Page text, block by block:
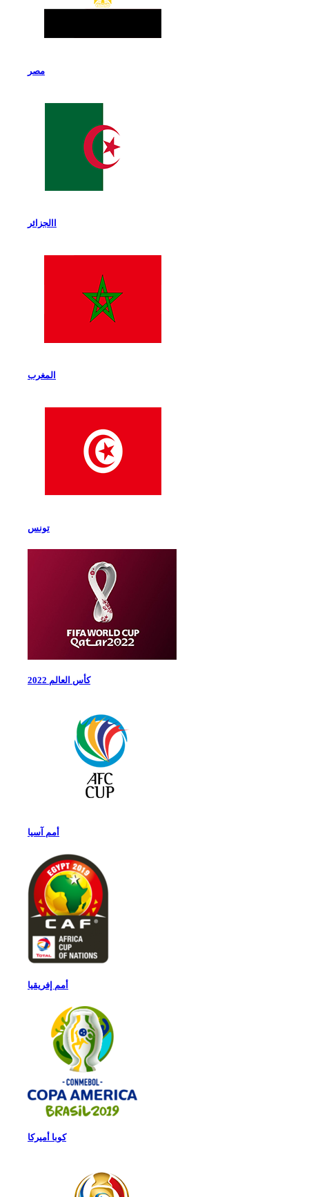
مصر
االجزائر
المغرب
تونس
كأس العالم 2022
أمم آسيا
أمم إفريقيا
كوبا أميركا